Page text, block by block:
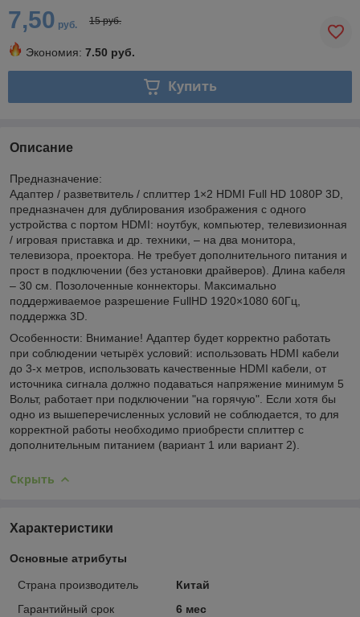
7,50 руб. 15 руб.
Экономия: 7.50 руб.
Купить
Описание
Предназначение:
Адаптер / разветвитель / сплиттер 1×2 HDMI Full HD 1080P 3D,
предназначен для дублирования изображения с одного
устройства с портом HDMI: ноутбук, компьютер, телевизионная
/ игровая приставка и др. техники, – на два монитора,
телевизора, проектора. Не требует дополнительного питания и
прост в подключении (без установки драйверов). Длина кабеля
– 30 см. Позолоченные коннекторы. Максимально
поддерживаемое разрешение FullHD 1920×1080 60Гц,
поддержка 3D.
Особенности: Внимание! Адаптер будет корректно работать
при соблюдении четырёх условий: использовать HDMI кабели
до 3-х метров, использовать качественные HDMI кабели, от
источника сигнала должно подаваться напряжение минимум 5
Вольт, работает при подключении "на горячую". Если хотя бы
одно из вышеперечисленных условий не соблюдается, то для
корректной работы необходимо приобрести сплиттер с
дополнительным питанием (вариант 1 или вариант 2).
Скрыть
Характеристики
Основные атрибуты
Страна производитель
Китай
Гарантийный срок
6 мес